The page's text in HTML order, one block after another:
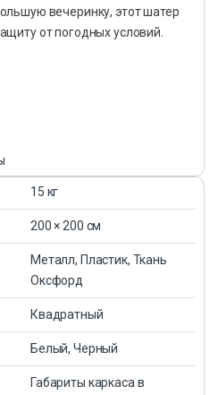
вечеринку, этот шатер
от погодных условий.
15 кг
200 × 200 см
Металл, Пластик, Ткань
Оксфорд
Квадратный
Белый, Черный
Габариты каркаса в